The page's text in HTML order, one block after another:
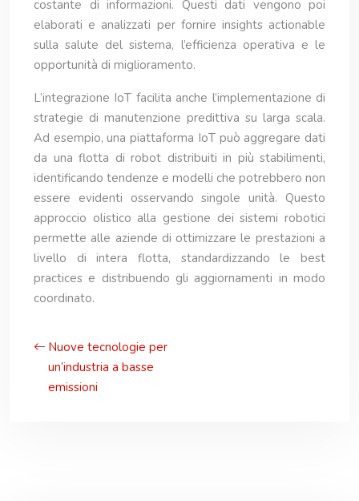
costante di informazioni. Questi dati vengono poi
elaborati e analizzati per fornire insights actionable
sulla salute del sistema, l’efficienza operativa e le
opportunità di miglioramento.
L’integrazione IoT facilita anche l’implementazione di
strategie di manutenzione predittiva su larga scala.
Ad esempio, una piattaforma IoT può aggregare dati
da una flotta di robot distribuiti in più stabilimenti,
identificando tendenze e modelli che potrebbero non
essere evidenti osservando singole unità. Questo
approccio olistico alla gestione dei sistemi robotici
permette alle aziende di ottimizzare le prestazioni a
livello di intera flotta, standardizzando le best
practices e distribuendo gli aggiornamenti in modo
coordinato.
Nuove tecnologie per
un’industria a basse
emissioni